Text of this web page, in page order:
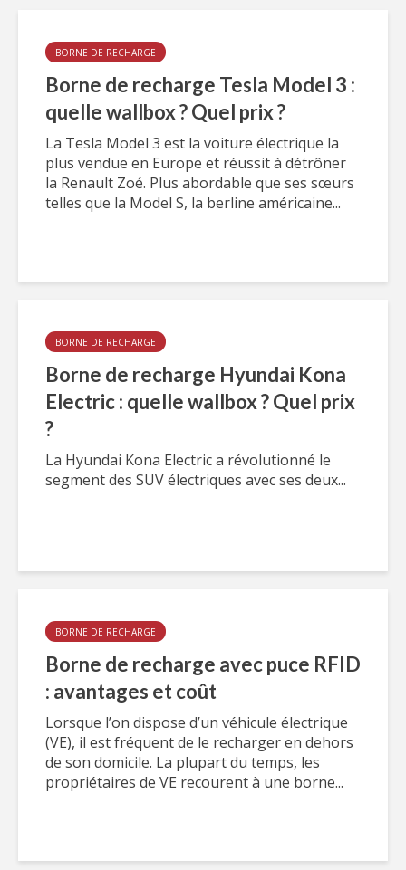
BORNE DE RECHARGE
Borne de recharge Tesla Model 3 :
quelle wallbox ? Quel prix ?
La Tesla Model 3 est la voiture électrique la
plus vendue en Europe et réussit à détrôner
la Renault Zoé. Plus abordable que ses sœurs
telles que la Model S, la berline américaine...
BORNE DE RECHARGE
Borne de recharge Hyundai Kona
Electric : quelle wallbox ? Quel prix
?
La Hyundai Kona Electric a révolutionné le
segment des SUV électriques avec ses deux...
BORNE DE RECHARGE
Borne de recharge avec puce RFID
: avantages et coût
Lorsque l’on dispose d’un véhicule électrique
(VE), il est fréquent de le recharger en dehors
de son domicile. La plupart du temps, les
propriétaires de VE recourent à une borne...